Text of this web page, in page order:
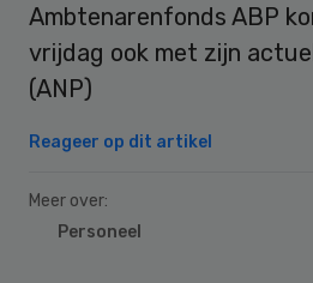
Ambtenarenfonds ABP
vrijdag ook met zijn
(ANP)
Reageer op dit artikel
Meer over:
Personeel